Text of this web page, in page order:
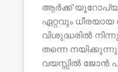
ആർക്ക്
ഏറ്റവും
വിശുദ്ധരിൽ
തന്നെ
വയസ്സിൽ ജോൻ